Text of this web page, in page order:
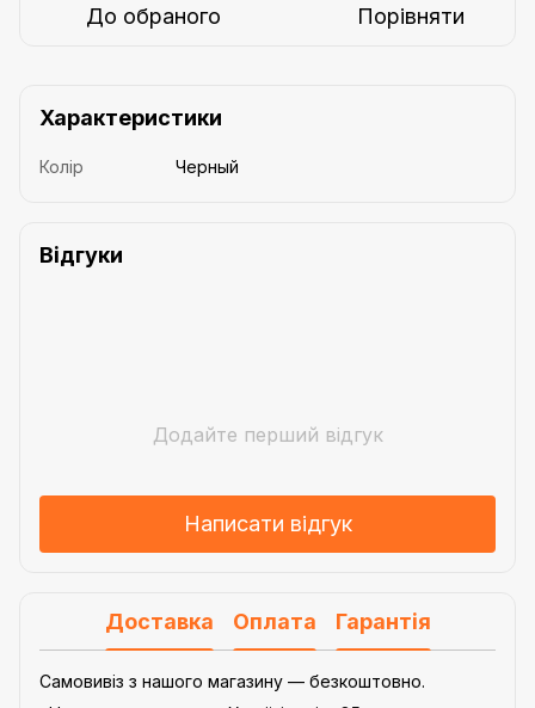
До обраного Порівняти
Характеристики
Колір Черный
Відгуки
Додайте перший відгук
Написати відгук
Доставка Оплата Гарантія
Самовивіз з нашого магазину — безкоштовно.